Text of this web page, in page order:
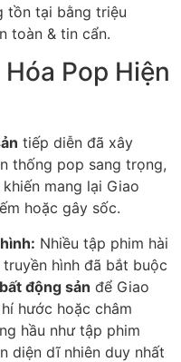
tồn tại bằng triệu
toàn & tin cẩn.
Pop Hiện
tiếp diễn đã xây
thống pop sang trọng,
mang lại Giao
hoặc gây sốc.
Nhiều tập phim hài
hình đã bắt buộc
động sản để Giao
hước hoặc châm
hầu như tập phim
diện dĩ nhiên duy nhất